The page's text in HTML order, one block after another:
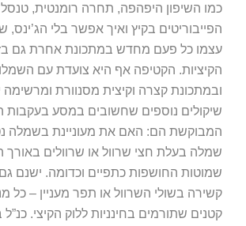
כמו השיפון היפהפה, תחרה רומנטית,
הפייבוריטים בקיץ ואיך אפשר בלי
עצמו כל פעם מחדש במתכונת אחרת גם
הקיציות. הקטיפה אף היא צועדת עם
ובמתכונת קצרה וקיצית מסנוורת ומרשימה
שיקולים נוספים שחשובים במסע
המבוקשת הם: האם את מעוניינת בשמלה
שמלה בעלת חצי שרוול או שרוולים
שמוטות החושפות כתפיים וכדומה. ישנם
קשירה בשולי השרוול או תפר מעניין – כל
קטנים שתורמים בחינניות ללוק הקיצי. כנ”ל